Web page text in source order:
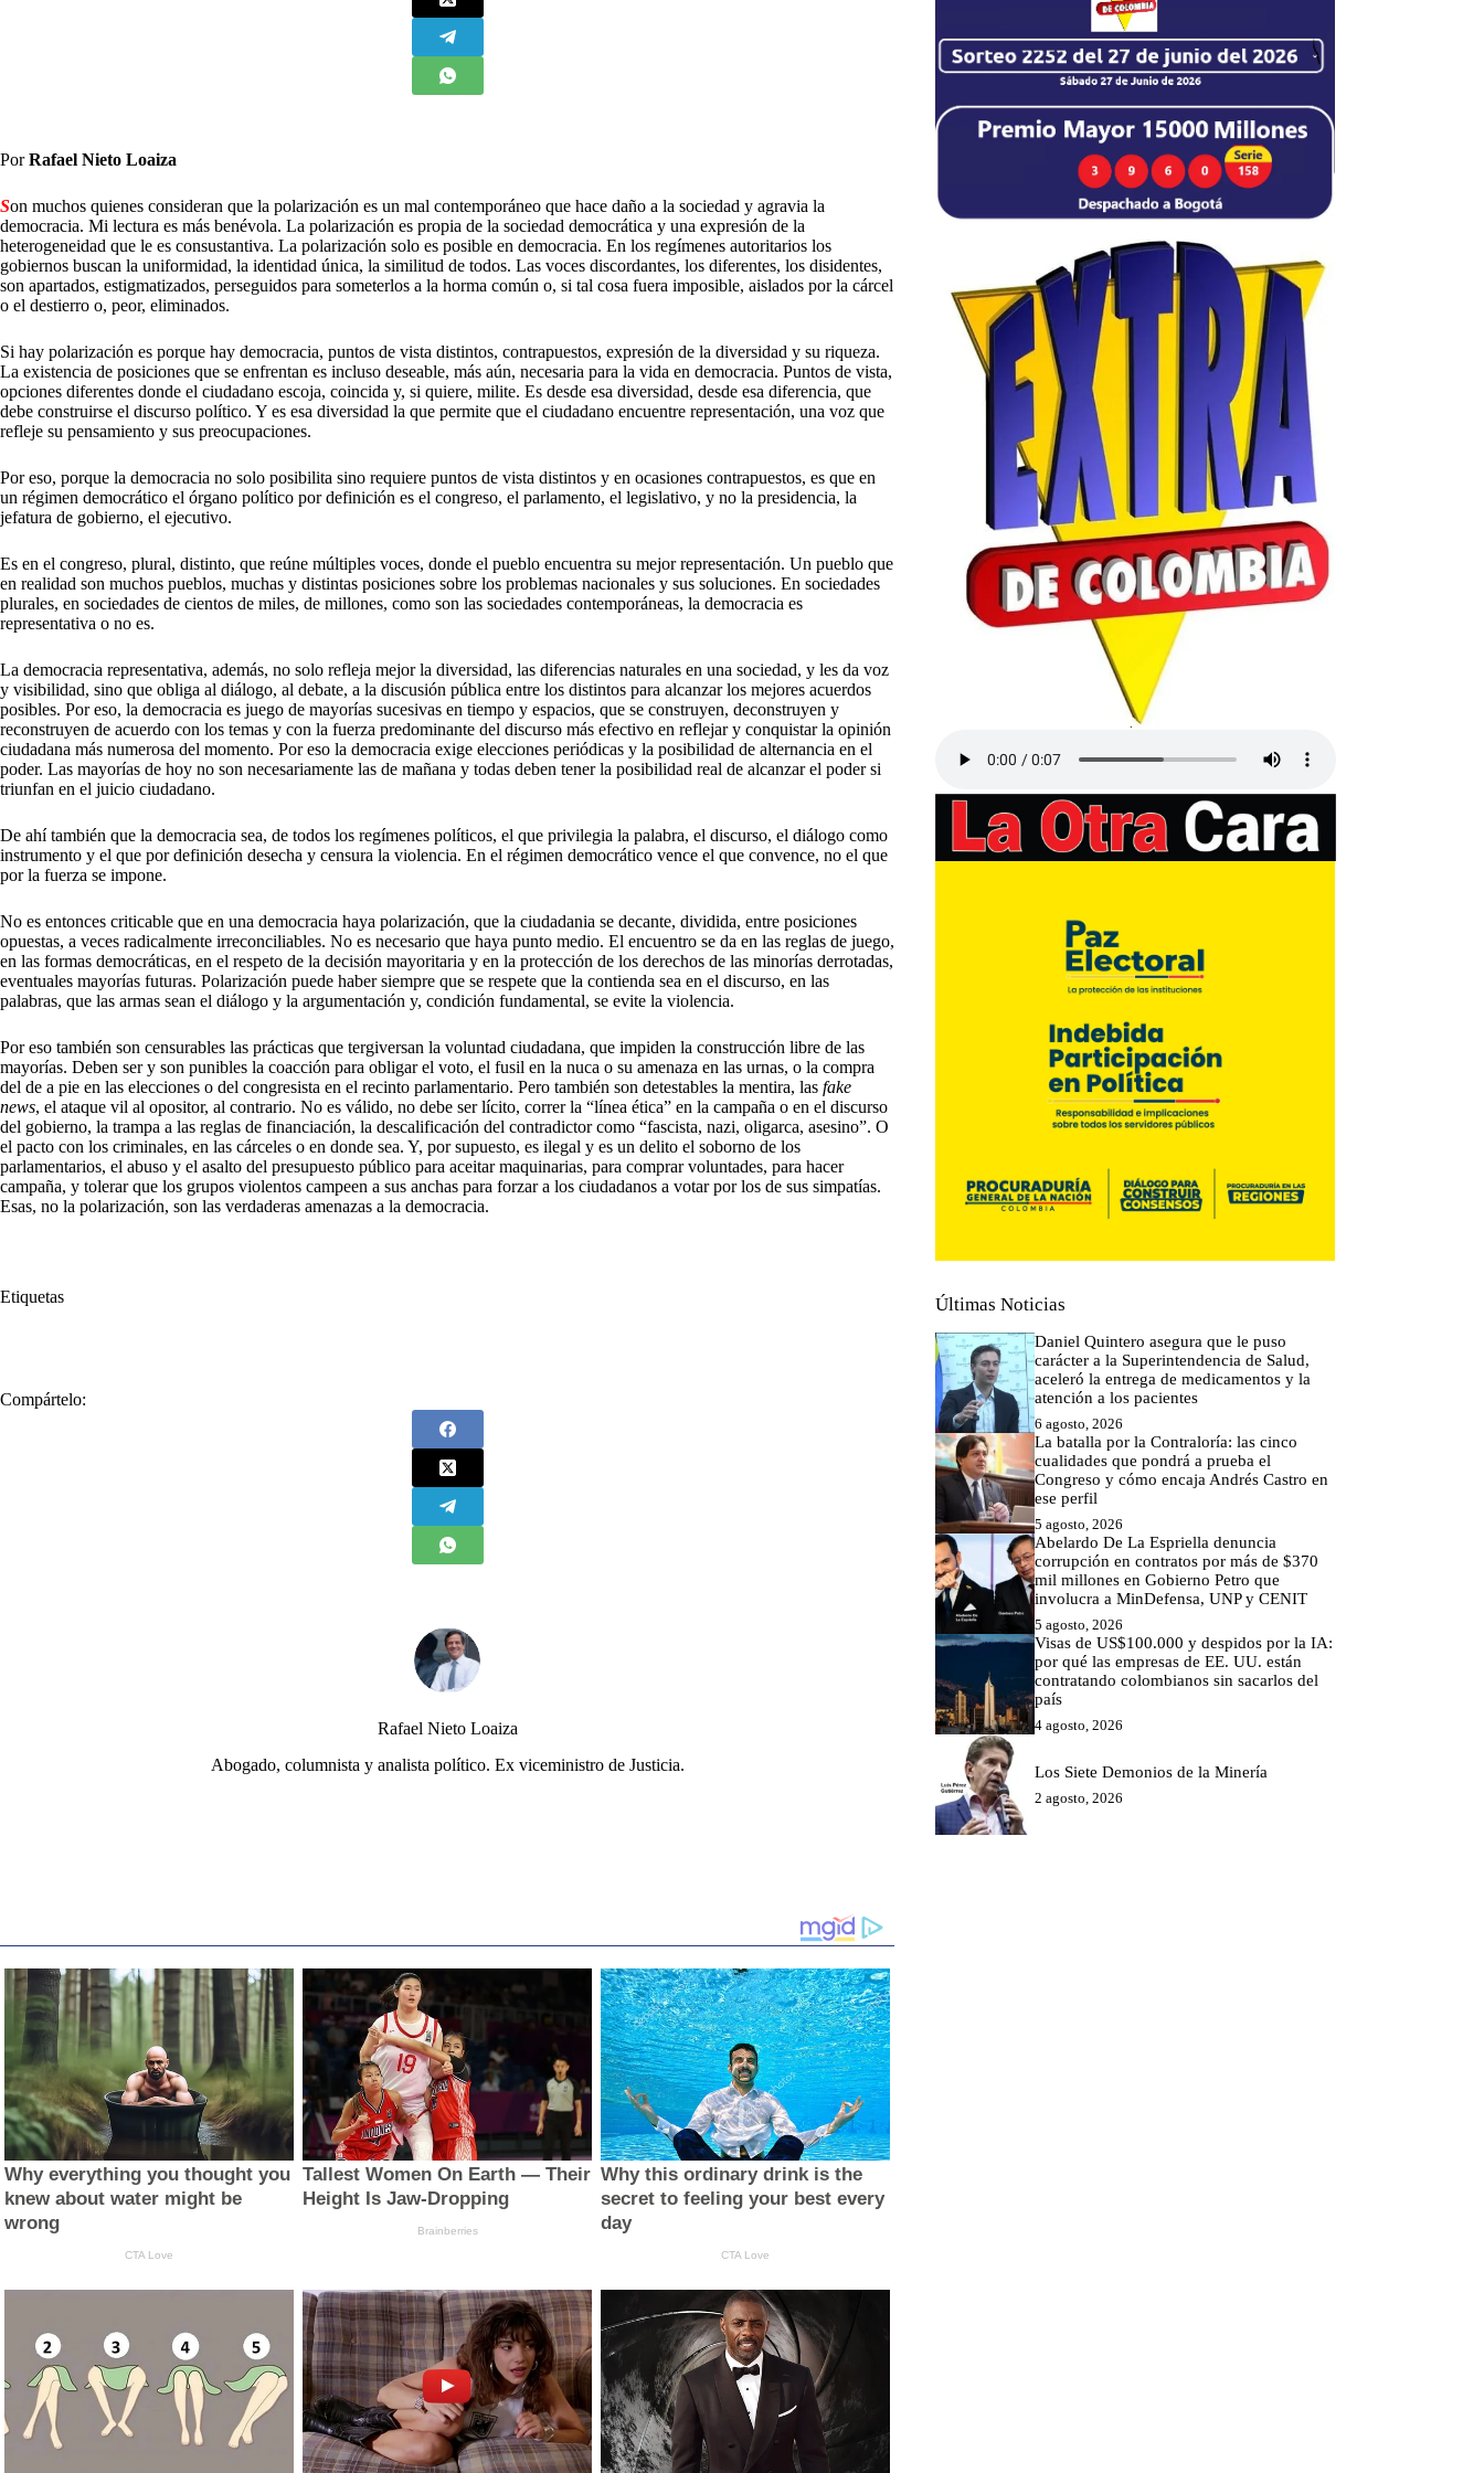
PorRafael Nieto Loaiza
Son muchos quienes consideran que la polarización es un mal contemporáneo que hace daño a la sociedad y agravia la
democracia. Mi lectura es más benévola. La polarización es propia de la sociedad democrática y una expresión de la
heterogeneidad que le es consustantiva. La polarización solo es posible en democracia. En los regímenes autoritarios los
gobiernos buscan la uniformidad, la identidad única, la similitud de todos. Las voces discordantes, los diferentes, los disidentes,
son apartados, estigmatizados, perseguidos para someterlos a la horma común o, si tal cosa fuera imposible, aislados por la cárcel
o el destierro o, peor, eliminados.
Si hay polarización es porque hay democracia, puntos de vista distintos, contrapuestos, expresión de la diversidad y su riqueza.
La existencia de posiciones que se enfrentan es incluso deseable, más aún, necesaria para la vida en democracia. Puntos de vista,
opciones diferentes donde el ciudadano escoja, coincida y, si quiere, milite. Es desde esa diversidad, desde esa diferencia, que
debe construirse el discurso político. Y es esa diversidad la que permite que el ciudadano encuentre representación, una voz que
refleje su pensamiento y sus preocupaciones.
Por eso, porque la democracia no solo posibilita sino requiere puntos de vista distintos y en ocasiones contrapuestos, es que en
un régimen democrático el órgano político por definición es el congreso, el parlamento, el legislativo, y no la presidencia, la
jefatura de gobierno, el ejecutivo.
Es en el congreso, plural, distinto, que reúne múltiples voces, donde el pueblo encuentra su mejor representación. Un pueblo que
en realidad son muchos pueblos, muchas y distintas posiciones sobre los problemas nacionales y sus soluciones. En sociedades
plurales, en sociedades de cientos de miles, de millones, como son las sociedades contemporáneas, la democracia es
representativa o no es.
La democracia representativa, además, no solo refleja mejor la diversidad, las diferencias naturales en una sociedad, y les da voz
y visibilidad, sino que obliga al diálogo, al debate, a la discusión pública entre los distintos para alcanzar los mejores acuerdos
posibles. Por eso, la democracia es juego de mayorías sucesivas en tiempo y espacios, que se construyen, deconstruyen y
reconstruyen de acuerdo con los temas y con la fuerza predominante del discurso más efectivo en reflejar y conquistar la opinión
ciudadana más numerosa del momento. Por eso la democracia exige elecciones periódicas y la posibilidad de alternancia en el
poder. Las mayorías de hoy no son necesariamente las de mañana y todas deben tener la posibilidad real de alcanzar el poder si
triunfan en el juicio ciudadano.
De ahí también que la democracia sea, de todos los regímenes políticos, el que privilegia la palabra, el discurso, el diálogo como
instrumento y el que por definición desecha y censura la violencia. En el régimen democrático vence el que convence, no el que
por la fuerza se impone.
No es entonces criticable que en una democracia haya polarización, que la ciudadania se decante, dividida, entre posiciones
opuestas, a veces radicalmente irreconciliables. No es necesario que haya punto medio. El encuentro se da en las reglas de juego,
en las formas democráticas, en el respeto de la decisión mayoritaria y en la protección de los derechos de las minorías derrotadas,
eventuales mayorías futuras. Polarización puede haber siempre que se respete que la contienda sea en el discurso, en las
palabras, que las armas sean el diálogo y la argumentación y, condición fundamental, se evite la violencia.
Por eso también son censurables las prácticas que tergiversan la voluntad ciudadana, que impiden la construcción libre de las
mayorías. Deben ser y son punibles la coacción para obligar el voto, el fusil en la nuca o su amenaza en las urnas, o la compra
del de a pie en las elecciones o del congresista en el recinto parlamentario. Pero también son detestables la mentira, las fake
news, el ataque vil al opositor, al contrario. No es válido, no debe ser lícito, correr la “línea ética” en la campaña o en el discurso
del gobierno, la trampa a las reglas de financiación, la descalificación del contradictor como “fascista, nazi, oligarca, asesino”. O
el pacto con los criminales, en las cárceles o en donde sea. Y, por supuesto, es ilegal y es un delito el soborno de los
parlamentarios, el abuso y el asalto del presupuesto público para aceitar maquinarias, para comprar voluntades, para hacer
campaña, y tolerar que los grupos violentos campeen a sus anchas para forzar a los ciudadanos a votar por los de sus simpatías.
Esas, no la polarización, son las verdaderas amenazas a la democracia.
Etiquetas
Compártelo:
Rafael Nieto Loaiza
Abogado, columnista y analista político. Ex viceministro de Justicia.
Últimas Noticias
Daniel Quintero asegura que le puso
carácter a la Superintendencia de Salud,
aceleró la entrega de medicamentos y la
atención a los pacientes
6 agosto, 2026
La batalla por la Contraloría: las cinco
cualidades que pondrá a prueba el
Congreso y cómo encaja Andrés Castro en
ese perfil
5 agosto, 2026
Abelardo De La Espriella denuncia
corrupción en contratos por más de $370
mil millones en Gobierno Petro que
involucra a MinDefensa, UNP y CENIT
5 agosto, 2026
Visas de US$100.000 y despidos por la IA:
por qué las empresas de EE. UU. están
contratando colombianos sin sacarlos del
país
4 agosto, 2026
Los Siete Demonios de la Minería
2 agosto, 2026